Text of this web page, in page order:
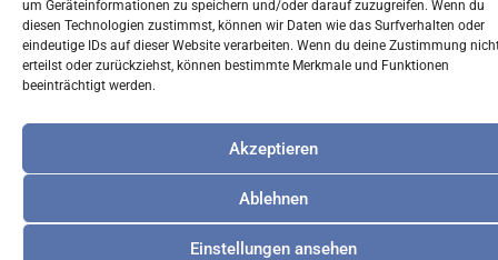
um Geräteinformationen zu speichern und/oder darauf zuzugreifen. Wenn du
diesen Technologien zustimmst, können wir Daten wie das Surfverhalten oder
eindeutige IDs auf dieser Website verarbeiten. Wenn du deine Zustimmung
erteilst oder zurückziehst, können bestimmte Merkmale und Funktionen
beeinträchtigt werden.
Akzeptieren
Ablehnen
Einstellungen ansehen